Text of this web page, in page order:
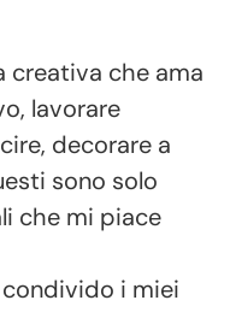
creativa che ama
lavorare
decorare a
sono solo
che mi piace
condivido i miei